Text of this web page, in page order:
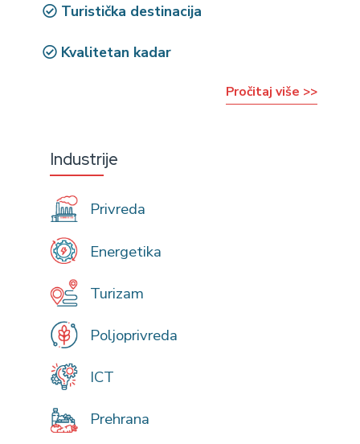
Turistička destinacija
Kvalitetan kadar
Pročitaj više >>
Industrije
Privreda
Energetika
Turizam
Poljoprivreda
ICT
Prehrana